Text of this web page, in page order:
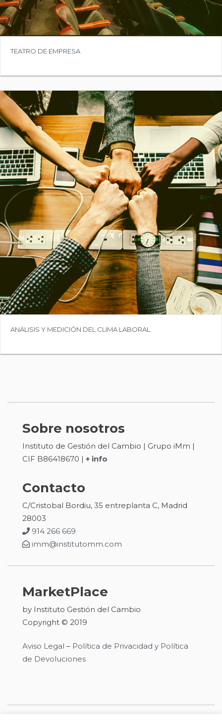
TEATRO DE EMPRESA
COMPRAR
Precio: 1.500,00€
ANÁLISIS Y MEDICIÓN DEL CLIMA LABORAL.
Sobre nosotros
Instituto de Gestión del Cambio | Grupo iMm |
CIF B86418670 | + info
Contacto
C/Cristobal Bordiu, 35 entreplanta C, Madrid
28003
914 266 669
imm@institutomm.com
MarketPlace
by Instituto Gestión del Cambio
Copyright © 2019
Aviso Legal – Política de Privacidad y Política
de Devoluciones